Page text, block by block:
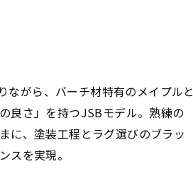
ながら、バーチ材特有のメイプルと
良さ」を持つJSBモデル。熟練の
に、塗装工程とラグ選びのブラッ
スを実現。